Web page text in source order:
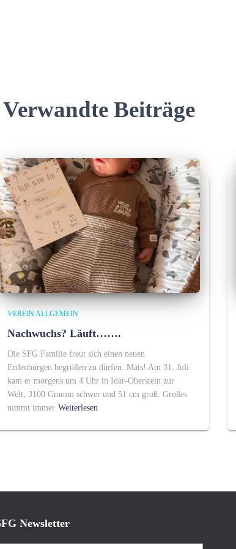
Verwandte Beiträge
VEREIN ALLGEMEIN
Nachwuchs? Läuft…….
Die SFG Familie freut sich einen neuen
Erdenbürgen begrüßen zu dürfen. Mats! Am 31. Juli
kam er morgens um 4 Uhr in Idar-Oberstein zur
Welt, 3100 Gramm schwer und 51 cm groß. Großes
nimmt immer Weiterlesen
Newsletter